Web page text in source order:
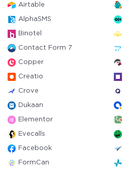
Airtable
AlphaSMS
Binotel
Contact Form 7
Copper
Creatio
Crove
Dukaan
Elementor
Evecalls
Facebook
FormCan